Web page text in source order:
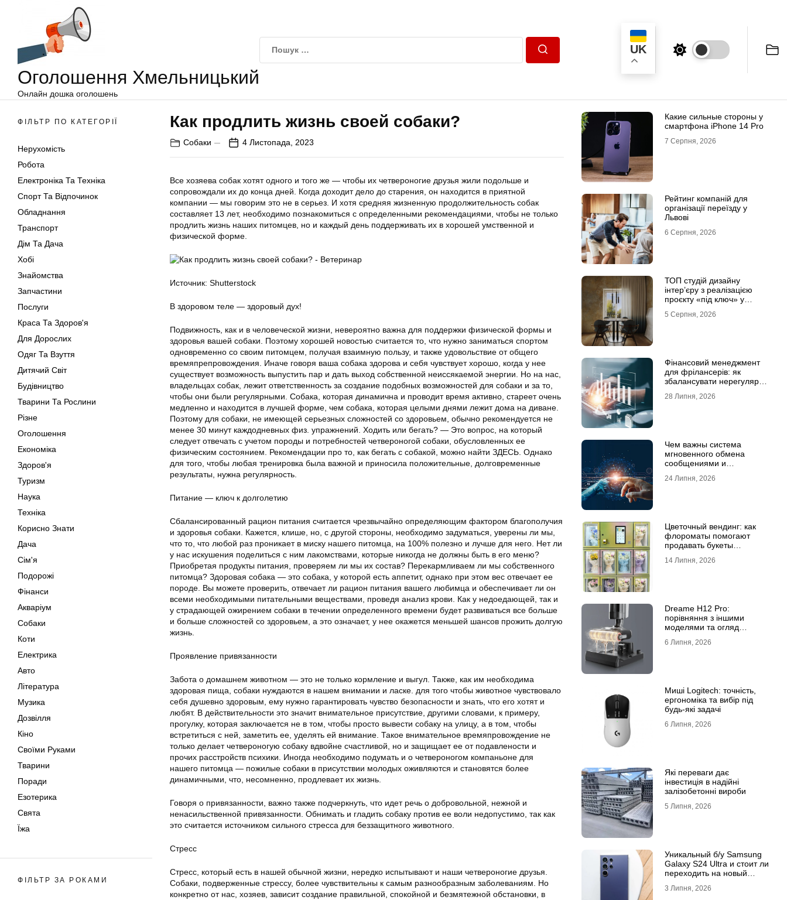
Оголошення Хмельницький
Онлайн дошка оголошень
UK
ФІЛЬТР ПО КАТЕГОРІЇ
Нерухомість
Робота
Електроніка Та Техніка
Спорт Та Відпочинок
Обладнання
Транспорт
Дім Та Дача
Хобі
Знайомства
Запчастини
Послуги
Краса Та Здоров'я
Для Дорослих
Одяг Та Взуття
Дитячий Світ
Будівництво
Тварини Та Рослини
Різне
Оголошення
Економіка
Здоров'я
Туризм
Наука
Техніка
Корисно Знати
Дача
Сім'я
Подорожі
Фінанси
Акваріум
Собаки
Коти
Електрика
Авто
Література
Музика
Дозвілля
Кіно
Своїми Руками
Тварини
Поради
Езотерика
Свята
Їжа
ФІЛЬТР ЗА РОКАМИ
Как продлить жизнь своей собаки?
Собаки 4 Листопада, 2023
Все хозяева собак хотят одного и того же — чтобы их четвероногие друзья жили подольше и
сопровождали их до конца дней. Когда доходит дело до старения, он находится в приятной
компании — мы говорим это не в серьез. И хотя средняя жизненную продолжительность собак
составляет 13 лет, необходимо познакомиться с определенными рекомендациями, чтобы не только
продлить жизнь наших питомцев, но и каждый день поддерживать их в хорошей умственной и
физической форме.
Источник: Shutterstock
В здоровом теле — здоровый дух!
Подвижность, как и в человеческой жизни, невероятно важна для поддержки физической формы и
здоровья вашей собаки. Поэтому хорошей новостью считается то, что нужно заниматься спортом
одновременно со своим питомцем, получая взаимную пользу, и также удовольствие от общего
времяпрепровождения. Иначе говоря ваша собака здорова и себя чувствует хорошо, когда у нее
существует возможность выпустить пар и дать выход собственной неиссякаемой энергии. Но на нас,
владельцах собак, лежит ответственность за создание подобных возможностей для собаки и за то,
чтобы они были регулярными. Собака, которая динамична и проводит время активно, стареет очень
медленно и находится в лучшей форме, чем собака, которая целыми днями лежит дома на диване.
Поэтому для собаки, не имеющей серьезных сложностей со здоровьем, обычно рекомендуется не
менее 30 минут каждодневных физ. упражнений. Ходить или бегать? — Это вопрос, на который
следует отвечать с учетом породы и потребностей четвероногой собаки, обусловленных ее
физическим состоянием. Рекомендации про то, как бегать с собакой, можно найти ЗДЕСЬ. Однако
для того, чтобы любая тренировка была важной и приносила положительные, долговременные
результаты, нужна регулярность.
Питание — ключ к долголетию
Сбалансированный рацион питания считается чрезвычайно определяющим фактором благополучия
и здоровья собаки. Кажется, клише, но, с другой стороны, необходимо задуматься, уверены ли мы,
что то, что любой раз проникает в миску нашего питомца, на 100% полезно и лучше для него. Нет ли
у нас искушения поделиться с ним лакомствами, которые никогда не должны быть в его меню?
Приобретая продукты питания, проверяем ли мы их состав? Перекармливаем ли мы собственного
питомца? Здоровая собака — это собака, у которой есть аппетит, однако при этом вес отвечает ее
породе. Вы можете проверить, отвечает ли рацион питания вашего любимца и обеспечивает ли он
всеми необходимыми питательными веществами, проведя анализ крови. Как у недоедающей, так и
у страдающей ожирением собаки в течении определенного времени будет развиваться все больше
и больше сложностей со здоровьем, а это означает, у нее окажется меньшей шансов прожить долгую
жизнь.
Проявление привязанности
Забота о домашнем животном — это не только кормление и выгул. Также, как им необходима
здоровая пища, собаки нуждаются в нашем внимании и ласке. для того чтобы животное чувствовало
себя душевно здоровым, ему нужно гарантировать чувство безопасности и знать, что его хотят и
любят. В действительности это значит внимательное присутствие, другими словами, к примеру,
прогулку, которая заключается не в том, чтобы просто вывести собаку на улицу, а в том, чтобы
встретиться с ней, заметить ее, уделять ей внимание. Такое внимательное времяпровождение не
только делает четвероногую собаку вдвойне счастливой, но и защищает ее от подавлености и
прочих расстройств психики. Иногда необходимо подумать и о четвероногом компаньоне для
нашего питомца — пожилые собаки в присутствии молодых оживляются и становятся более
динамичными, что, несомненно, продлевает их жизнь.
Говоря о привязанности, важно также подчеркнуть, что идет речь о добровольной, нежной и
ненасильственной привязанности. Обнимать и гладить собаку против ее воли недопустимо, так как
это считается источником сильного стресса для беззащитного животного.
Стресс
Стресс, который есть в нашей обычной жизни, нередко испытывают и наши четвероногие друзья.
Собаки, подверженные стрессу, более чувствительны к самым разнообразным заболеваниям. Но
конкретно от нас, хозяев, зависит создание правильной, спокойной и безмятежной обстановки, в
Какие сильные стороны у
смартфона iPhone 14 Pro
7 Серпня, 2026
Рейтинг компаній для
організації переїзду у
Львові
6 Серпня, 2026
ТОП студій дизайну
інтер’єру з реалізацією
проєкту «під ключ» у
5 Серпня, 2026
Фінансовий менеджмент
для фрілансерів: як
збалансувати нерегулярні
28 Липня, 2026
Чем важны система
мгновенного обмена
сообщениями и
информации для бизнеса
24 Липня, 2026
Цветочный вендинг: как
флороматы помогают
продавать букеты
14 Липня, 2026
Dreame H12 Pro:
порівняння з іншими
моделями та огляд
6 Липня, 2026
Миші Logitech: точність,
ергономіка та вибір під
будь-які задачі
6 Липня, 2026
Які переваги дає
інвестиція в надійні
залізобетонні вироби
5 Липня, 2026
Уникальный б/у Samsung
Galaxy S24 Ultra и стоит ли
переходить на новый
3 Липня, 2026